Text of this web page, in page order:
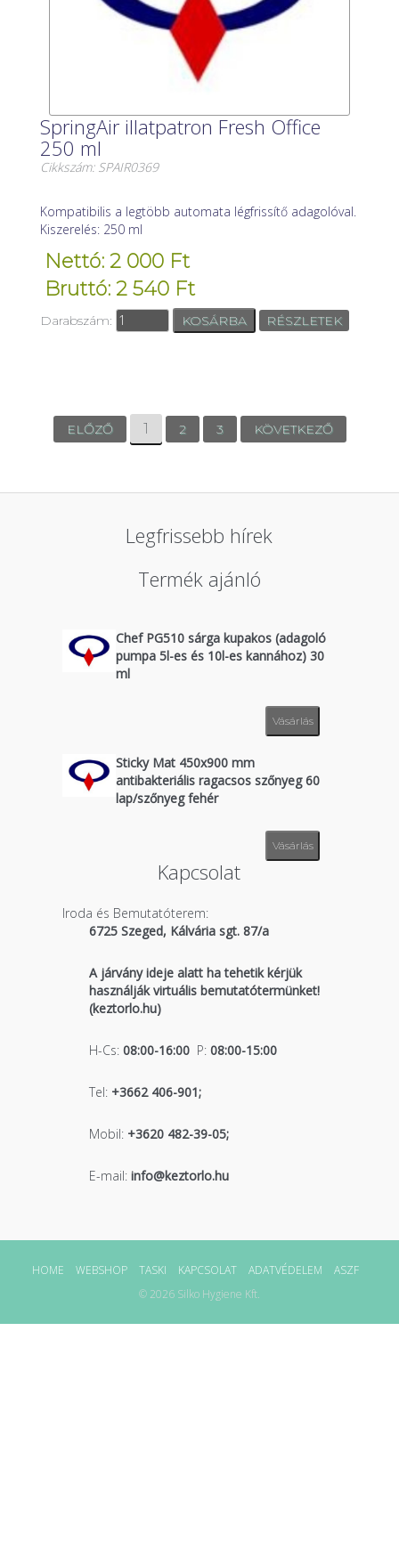
SpringAir illatpatron Fresh Office
250 ml
Cikkszám: SPAIR0369
Kompatibilis a legtöbb automata légfrissítő adagolóval.
Kiszerelés: 250 ml
Nettó: 2 000 Ft
Bruttó: 2 540 Ft
Darabszám: RÉSZLETEK
ELŐZŐ 1 2 3 KÖVETKEZŐ
Legfrissebb hírek
Termék ajánló
Chef PG510 sárga kupakos (adagoló
pumpa 5l-es és 10l-es kannához) 30
ml
Vásárlás
Sticky Mat 450x900 mm
antibakteriális ragacsos szőnyeg 60
lap/szőnyeg fehér
Vásárlás
Kapcsolat
Iroda és Bemutatóterem:
6725 Szeged, Kálvária sgt. 87/a
A járvány ideje alatt ha tehetik kérjük
használják virtuális bemutatótermünket!
(keztorlo.hu)
H-Cs:08:00-16:00 P:08:00-15:00
Tel:+3662 406-901;
Mobil:+3620 482-39-05;
E-mail:info@keztorlo.hu
HOME WEBSHOP TASKI KAPCSOLAT ADATVÉDELEM
ASZF
© 2026 Silko Hygiene Kft.